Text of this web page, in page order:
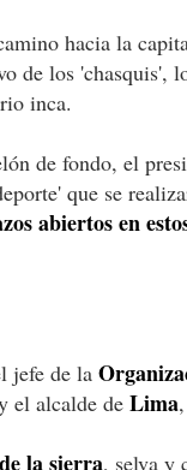
hacia la
de los 'chasquis',
inca.
de fondo, el
que se
abiertos en
jefe de la
el alcalde de Lima,
la sierra, selva y